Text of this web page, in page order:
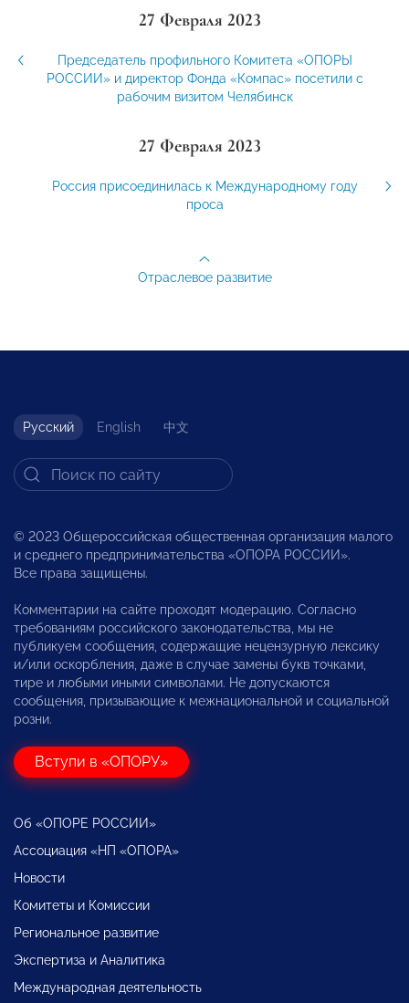
27 Февраля 2023
Председатель профильного Комитета «ОПОРЫ
РОССИИ» и директор Фонда «Компас» посетили с
рабочим визитом Челябинск
27 Февраля 2023
Россия присоединилась к Международному году
проса
Отраслевое развитие
Русский English 中文
© 2023 Общероссийская общественная организация малого
и среднего предпринимательства «ОПОРА РОССИИ».
Все права защищены.
Комментарии на сайте проходят модерацию. Согласно
требованиям российского законодательства, мы не
публикуем сообщения, содержащие нецензурную лексику
и/или оскорбления, даже в случае замены букв точками,
тире и любыми иными символами. Не допускаются
сообщения, призывающие к межнациональной и социальной
розни.
Вступи в «ОПОРУ»
Об «ОПОРЕ РОССИИ»
Ассоциация «НП «ОПОРА»
Новости
Комитеты и Комиссии
Региональное развитие
Экспертиза и Аналитика
Международная деятельность